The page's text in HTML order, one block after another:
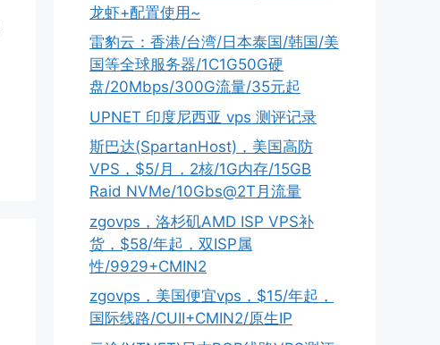
龙虾+配置使用~
雷豹云：香港/台湾/日本泰国/韩国/美
国等全球服务器/1C1G50G硬
盘/20Mbps/300G流量/35元起
UPNET 印度尼西亚 vps 测评记录
斯巴达(SpartanHost)，美国高防
VPS，$5/月，2核/1G内存/15GB
Raid NVMe/10Gbs@2T月流量
zgovps，洛杉矶AMD ISP VPS补
货，$58/年起，双ISP属
性/9929+CMIN2
zgovps，美国便宜vps，$15/年起，
国际线路/CUII+CMIN2/原生IP